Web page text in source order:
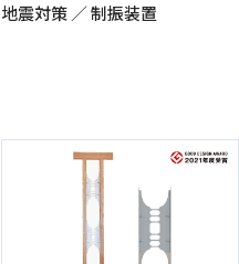
地震対策 ／ 制振装置